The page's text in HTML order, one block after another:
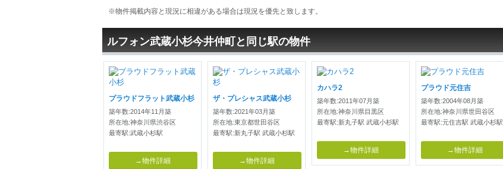
※物件掲載内容と現況に相違がある場合は現況を優先と致します。
ルフォン武蔵小杉今井仲町と同じ駅の物件
プラウドフラット武蔵小杉
築年数:2014年11月築
所在地:神奈川県渋谷区
最寄駅:武蔵小杉駅
→物件詳細
ザ・プレシャス武蔵小杉
築年数:2021年03月築
所在地:東京都世田谷区
最寄駅:新丸子駅 武蔵小杉駅
→物件詳細
カハラ2
築年数:2011年07月築
所在地:神奈川県目黒区
最寄駅:新丸子駅 武蔵小杉駅
→物件詳細
プラウド元住吉
築年数:2004年08月築
所在地:神奈川県世田谷区
最寄駅:元住吉駅 武蔵小杉駅
→物件詳細